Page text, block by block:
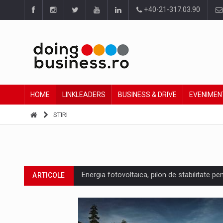
+40-21-317.03.90
HOME LINKLEADERS BUSINESS & DRIVE
STIRI
ARTICOLE Energia fotovoltaica, pilon de stabilitate
Cum invatam sa spunem nu intr-o cultura
Ingredient Spotlight: What SKU Level